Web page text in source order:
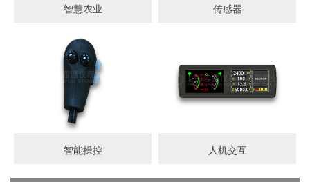
智慧农业 传感器
智能操控 人机交互